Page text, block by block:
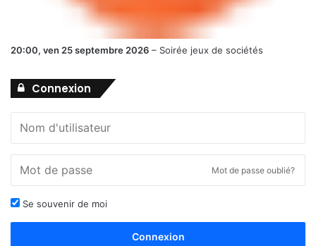
20:00, ven 25 septembre 2026 – Soirée jeux de sociétés
Connexion
Mot de passe oublié?
Se souvenir de moi
Connexion